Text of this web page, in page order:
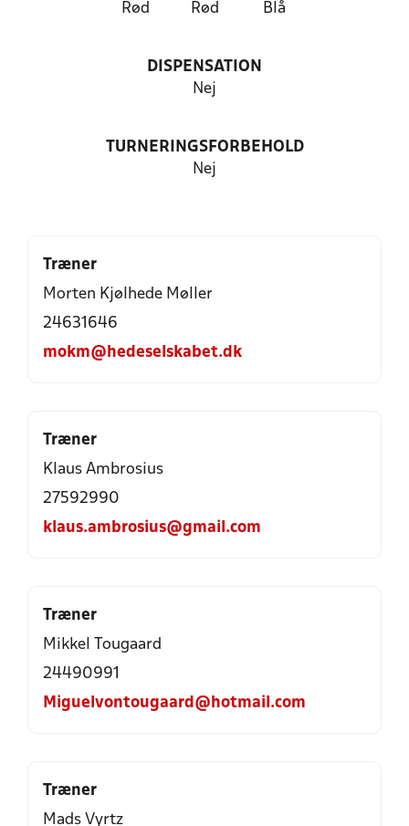
Rød Rød Blå
DISPENSATION
Nej
TURNERINGSFORBEHOLD
Nej
Træner
Morten Kjølhede Møller
24631646
mokm@hedeselskabet.dk
Træner
Klaus Ambrosius
27592990
klaus.ambrosius@gmail.com
Træner
Mikkel Tougaard
24490991
Miguelvontougaard@hotmail.com
Træner
Mads Vyrtz